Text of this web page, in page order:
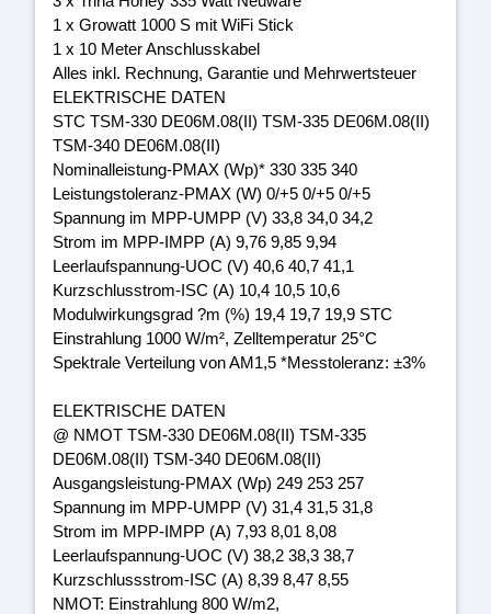
1 x Growatt 1000 S mit WiFi Stick
1 x 10 Meter Anschlusskabel
Alles inkl. Rechnung, Garantie und Mehrwertsteuer
ELEKTRISCHE DATEN
STC TSM-330 DE06M.08(II) TSM-335 DE06M.08(II)
TSM-340 DE06M.08(II)
Nominalleistung-PMAX (Wp)* 330 335 340
Leistungstoleranz-PMAX (W) 0/+5 0/+5 0/+5
Spannung im MPP-UMPP (V) 33,8 34,0 34,2
Strom im MPP-IMPP (A) 9,76 9,85 9,94
Leerlaufspannung-UOC (V) 40,6 40,7 41,1
Kurzschlusstrom-ISC (A) 10,4 10,5 10,6
Modulwirkungsgrad ?m (%) 19,4 19,7 19,9 STC
Einstrahlung 1000 W/m², Zelltemperatur 25°C
Spektrale Verteilung von AM1,5 *Messtoleranz: ±3%
ELEKTRISCHE DATEN
@ NMOT TSM-330 DE06M.08(II) TSM-335
DE06M.08(II) TSM-340 DE06M.08(II)
Ausgangsleistung-PMAX (Wp) 249 253 257
Spannung im MPP-UMPP (V) 31,4 31,5 31,8
Strom im MPP-IMPP (A) 7,93 8,01 8,08
Leerlaufspannung-UOC (V) 38,2 38,3 38,7
Kurzschlussstrom-ISC (A) 8,39 8,47 8,55
NMOT: Einstrahlung 800 W/m2,